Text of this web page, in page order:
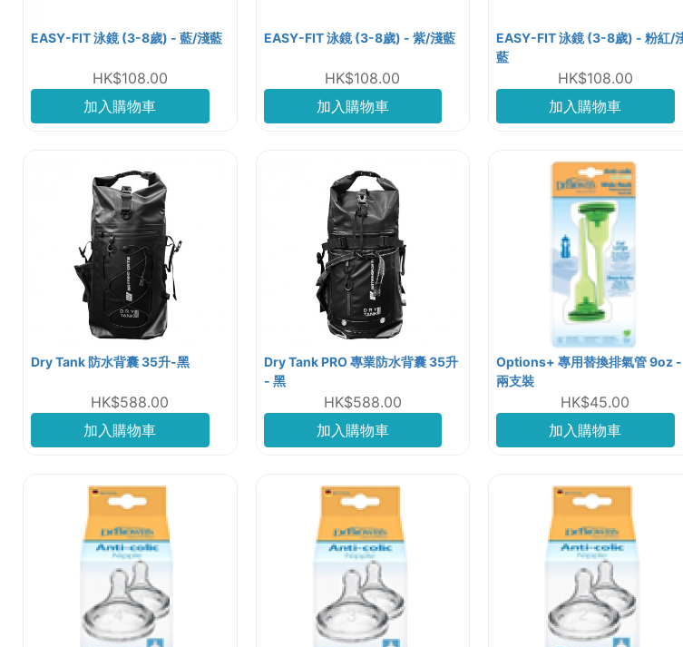
EASY-FIT 泳鏡 (3-8歲) - 藍/淺藍
HK$108.00
加入購物車
EASY-FIT 泳鏡 (3-8歲) - 紫/淺藍
HK$108.00
加入購物車
EASY-FIT 泳鏡 (3-8歲) - 粉紅/
藍
HK$108.00
加入購物車
Dry Tank 防水背囊 35升-黑
HK$588.00
加入購物車
Dry Tank PRO 專業防水背囊 35升
- 黑
HK$588.00
加入購物車
Options+ 專用替換排氣管 9oz -
兩支裝
HK$45.00
加入購物車